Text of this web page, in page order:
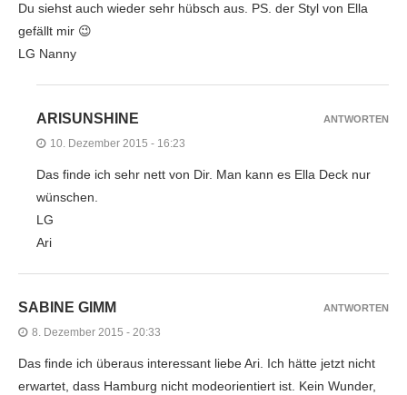
Du siehst auch wieder sehr hübsch aus. PS. der Styl von Ella
gefällt mir 😉
LG Nanny
ARISUNSHINE
10. Dezember 2015 - 16:23
Das finde ich sehr nett von Dir. Man kann es Ella Deck nur
wünschen.
LG
Ari
ANTWORTEN
SABINE GIMM
8. Dezember 2015 - 20:33
Das finde ich überaus interessant liebe Ari. Ich hätte jetzt nicht
erwartet, dass Hamburg nicht modeorientiert ist. Kein Wunder,
ANTWORTEN